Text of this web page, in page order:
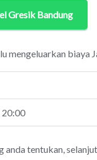
Gresik Bandung
mengeluarkan biaya
20:00
tentukan,